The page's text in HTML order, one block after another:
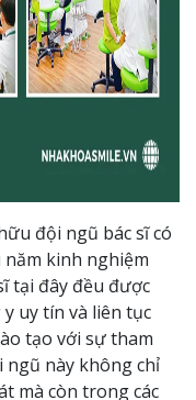
đội ngũ bác sĩ có
kinh nghiệm
tại đây đều được
uy tín và liên tục
tạo với sự tham
ngũ này không chỉ
mà còn trong các